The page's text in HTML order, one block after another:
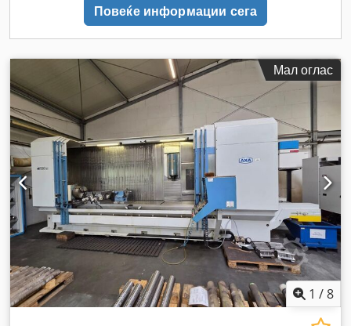
Повеќе информации сега
Мал оглас
1 /8